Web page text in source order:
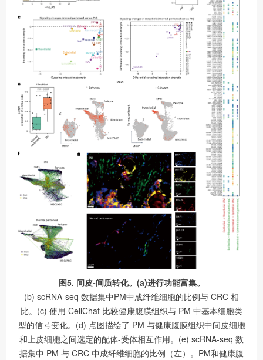
图5. 间皮-间质转化。(a)进行功能富集。
(b) scRNA-seq 数据集中PM中成纤维细胞的比例与 CRC 相
比。(c) 使用 CellChat 比较健康腹膜组织与 PM 中基本细胞类
型的信号变化。(d) 点图描绘了 PM 与健康腹膜组织中间皮细胞
和上皮细胞之间选定的配体-受体相互作用。(e) scRNA-seq 数
据集中 PM 与 CRC 中成纤维细胞的比例（左）。PM和健康腹